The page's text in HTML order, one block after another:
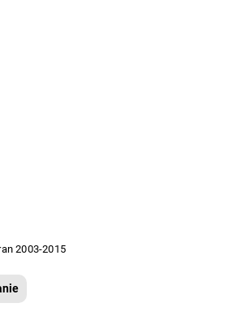
2003-2015